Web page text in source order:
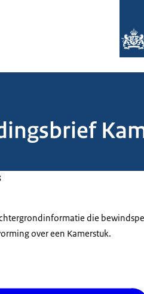
die
over een Kamerstuk.